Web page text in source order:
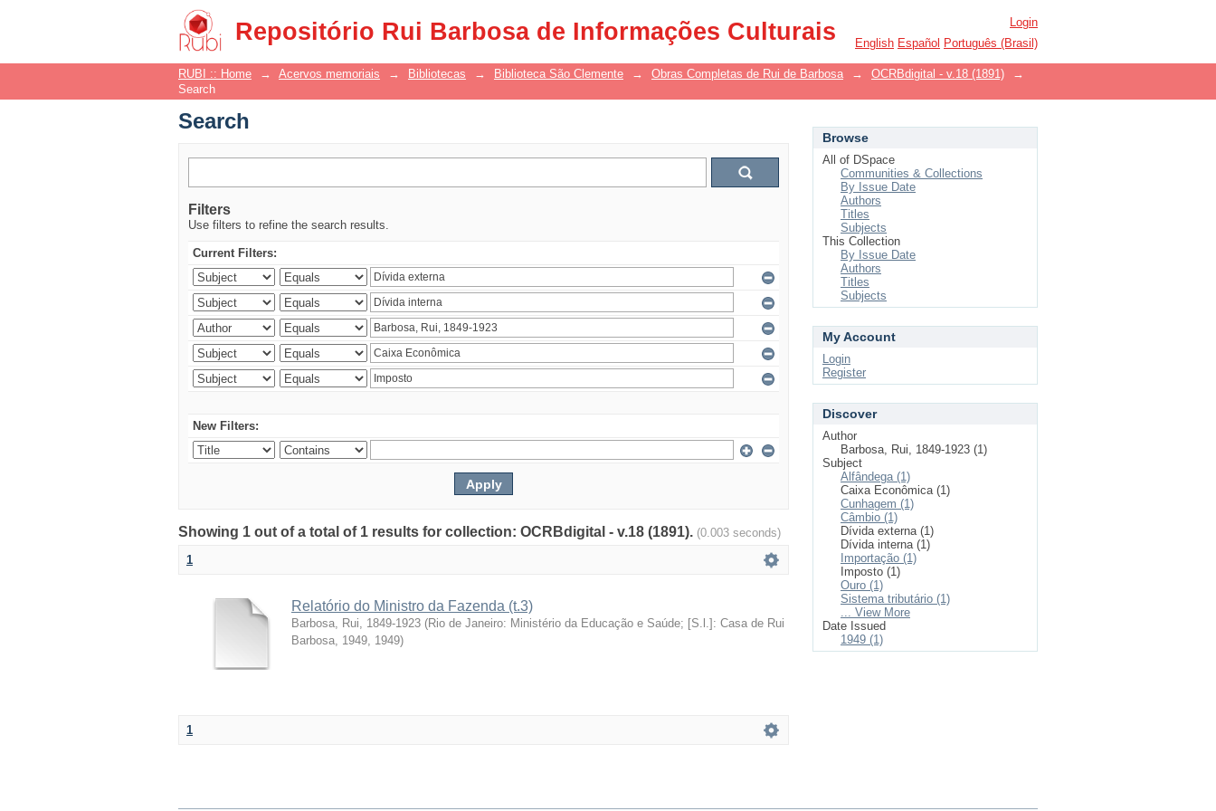
Repositório Rui Barbosa de Informações Culturais
Search
Login
English Español Português (Brasil)
RUBI :: Home → Acervos memoriais → Bibliotecas → Biblioteca São Clemente → Obras Completas de Rui de Barbosa → OCRBdigital - v.18 (1891)
→
Search
Search
Filters
Use filters to refine the search results.
Current Filters:
New Filters:
Showing 1 out of a total of 1 results for collection: OCRBdigital - v.18 (1891). (0.003 seconds)
1
Relatório do Ministro da Fazenda (t.3)
Barbosa, Rui, 1849-1923 (Rio de Janeiro: Ministério da Educação e Saúde; [S.l.]: Casa de Rui
Barbosa, 1949, 1949)
1
Browse
All of DSpace
Communities & Collections
By Issue Date
Authors
Titles
Subjects
This Collection
By Issue Date
Authors
Titles
Subjects
My Account
Login
Register
Discover
Author
Barbosa, Rui, 1849-1923 (1)
Subject
Alfândega (1)
Caixa Econômica (1)
Cunhagem (1)
Câmbio (1)
Dívida externa (1)
Dívida interna (1)
Importação (1)
Imposto (1)
Ouro (1)
Sistema tributário (1)
... View More
Date Issued
1949 (1)